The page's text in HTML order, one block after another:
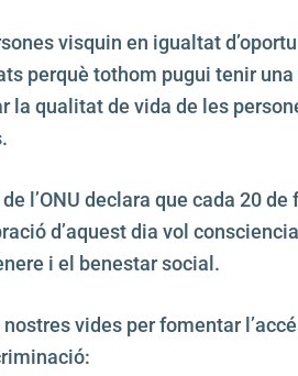
visquin en igualtat
perquè tothom pugui tenir
la qualitat de vida de les
l’ONU declara que cada 20
d’aquest dia vol
i el benestar social.
vides per fomentar